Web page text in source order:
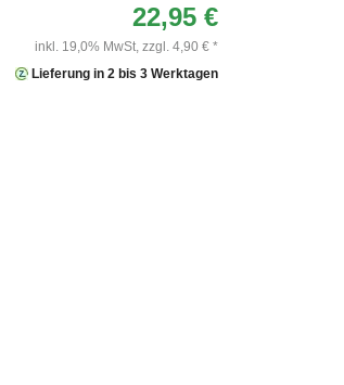
22,95 €
inkl. 19,0% MwSt, zzgl. 4,90 € *
Lieferung in 2 bis 3 Werktagen